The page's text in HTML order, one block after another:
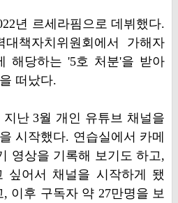
년 르세라핌으로 데뷔했다.
책자치위원회에서 가해자
해당하는 '5호 처분'을 받아
떠났다.
난 3월 개인 유튜브 채널을
시작했다. 연습실에서 카메
영상을 기록해 보기도 하고,
싶어서 채널을 시작하게 됐
이후 구독자 약 27만명을 보